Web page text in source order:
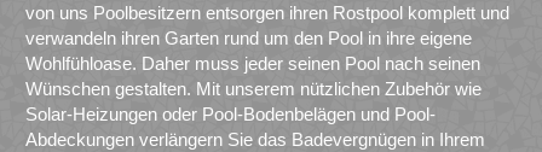
von uns Poolbesitzern entsorgen ihren Rostpool komplett und
verwandeln ihren Garten rund um den Pool in ihre eigene
Wohlfühloase. Daher muss jeder seinen Pool nach seinen
Wünschen gestalten. Mit unserem nützlichen Zubehör wie
Solar-Heizungen oder Pool-Bodenbelägen und Pool-
Abdeckungen verlängern Sie das Badevergnügen in Ihrem